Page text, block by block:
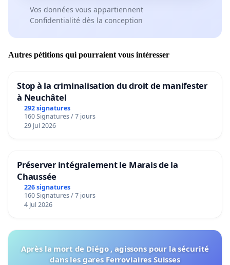
Vos données vous appartiennent
Confidentialité dès la conception
Autres pétitions qui pourraient vous intéresser
Stop à la criminalisation du droit de manifester
à Neuchâtel
292 signatures
160 Signatures / 7 jours
29 Jul 2026
Préserver intégralement le Marais de la
Chaussée
226 signatures
160 Signatures / 7 jours
4 Jul 2026
Après la mort de Diégo , agissons pour la sécurité
dans les gares Ferroviaires Suisses